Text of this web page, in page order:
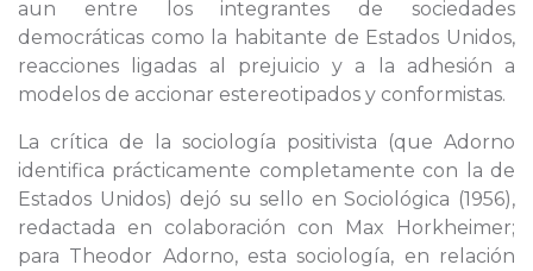
aun entre los integrantes de sociedades
democráticas como la habitante de Estados Unidos,
reacciones ligadas al prejuicio y a la adhesión a
modelos de accionar estereotipados y conformistas.
La crítica de la sociología positivista (que Adorno
identifica prácticamente completamente con la de
Estados Unidos) dejó su sello en Sociológica (1956),
redactada en colaboración con Max Horkheimer;
para Theodor Adorno, esta sociología, en relación